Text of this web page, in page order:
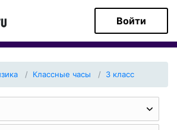
Войти
Классные часы 3 класс